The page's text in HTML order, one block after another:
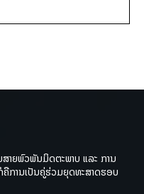
າຍພົວພັນມິດຕະພາບ ແລະ ການ
ການເປັນຄູ່ຮ່ວມຍຸດທະສາດຮອບ